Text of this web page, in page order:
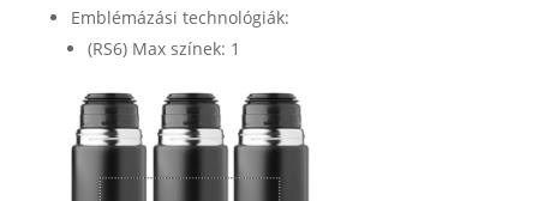
Emblémázási technológiák:
(RS6) Max színek: 1